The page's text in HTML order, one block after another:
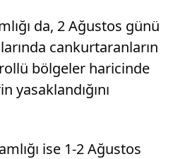
da, 2 Ağustos günü
cankurtaranların
bölgeler haricinde
yasaklandığını
ise 1-2 Ağustos